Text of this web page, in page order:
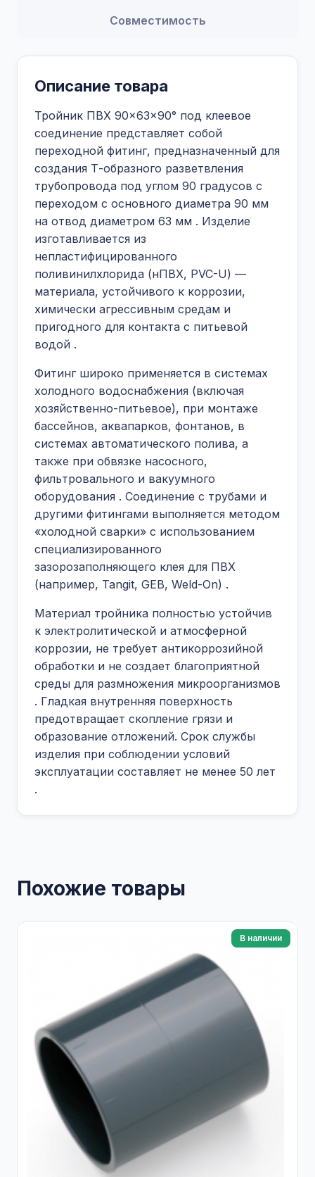
Совместимость
Описание товара
Тройник ПВХ 90×63×90° под клеевое
соединение представляет собой
переходной фитинг, предназначенный для
создания Т-образного разветвления
трубопровода под углом 90 градусов с
переходом с основного диаметра 90 мм
на отвод диаметром 63 мм . Изделие
изготавливается из
непластифицированного
поливинилхлорида (нПВХ, PVC-U) —
материала, устойчивого к коррозии,
химически агрессивным средам и
пригодного для контакта с питьевой
водой .
Фитинг широко применяется в системах
холодного водоснабжения (включая
хозяйственно-питьевое), при монтаже
бассейнов, аквапарков, фонтанов, в
системах автоматического полива, а
также при обвязке насосного,
фильтровального и вакуумного
оборудования . Соединение с трубами и
другими фитингами выполняется методом
«холодной сварки» с использованием
специализированного
зазорозаполняющего клея для ПВХ
(например, Tangit, GEB, Weld-On) .
Материал тройника полностью устойчив
к электролитической и атмосферной
коррозии, не требует антикоррозийной
обработки и не создает благоприятной
среды для размножения микроорганизмов
. Гладкая внутренняя поверхность
предотвращает скопление грязи и
образование отложений. Срок службы
изделия при соблюдении условий
эксплуатации составляет не менее 50 лет
.
Похожие товары
В наличии